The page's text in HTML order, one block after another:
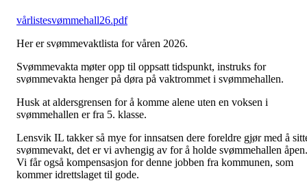
vårlistesvømmehall26.pdf
Her er svømmevaktlista for våren 2026.
Svømmevakta møter opp til oppsatt tidspunkt, instruks for
svømmevakta henger på døra på vaktrommet i svømmehallen.
Husk at aldersgrensen for å komme alene uten en voksen i
svømmehallen er fra 5. klasse.
Lensvik IL takker så mye for innsatsen dere foreldre gjør med å
svømmevakt, det er vi avhengig av for å holde svømmehallen åpen.
Vi får også kompensasjon for denne jobben fra kommunen, som
kommer idrettslaget til gode.